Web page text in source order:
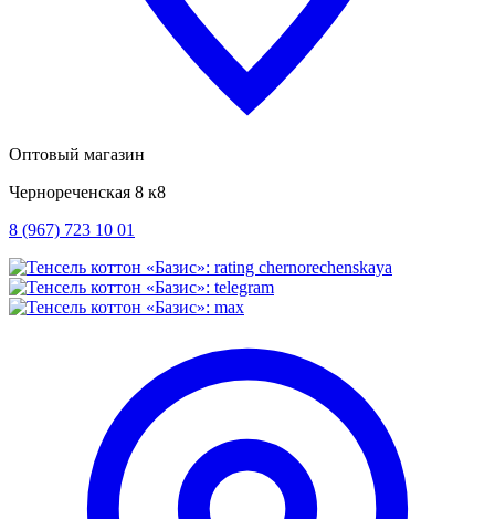
Оптовый магазин
Чернореченская 8 к8
8 (967) 723 10 01